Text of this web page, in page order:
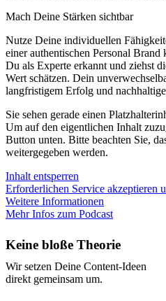
Mach Deine Stärken sichtbar
Nutze Deine individuellen
einer authentischen Personal
Du als Experte erkannt und ziehst
Wert schätzen. Dein
langfristigem Erfolg und
Sie sehen gerade einen
Um auf den eigentlichen Inhalt
Button unten. Bitte beachten Sie,
weitergegeben werden.
Inhalt entsperren
Erforderlichen Service akzeptieren
Weitere Informationen
Mehr Infos zum Podcast
Keine bloße Theorie
Wir setzen Deine Content-Ideen
direkt gemeinsam um.